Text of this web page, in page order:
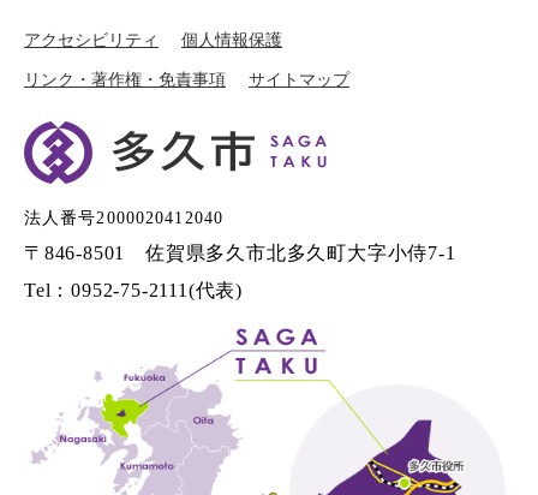
アクセシビリティ 個人情報保護
リンク・著作権・免責事項 サイトマップ
法人番号2000020412040
〒846-8501 佐賀県多久市北多久町大字小侍7-1
Tel：0952-75-2111(代表)